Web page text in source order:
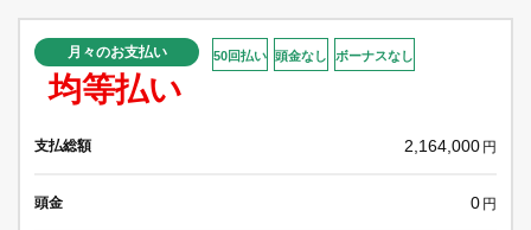
月々のお支払い
均等払い
50回払い 頭金なし ボーナスなし
支払総額 2,164,000 円
頭金 0 円